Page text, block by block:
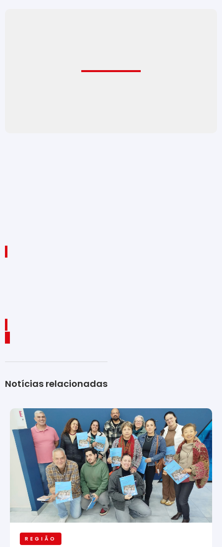
Notícias relacionadas
REGIÃO